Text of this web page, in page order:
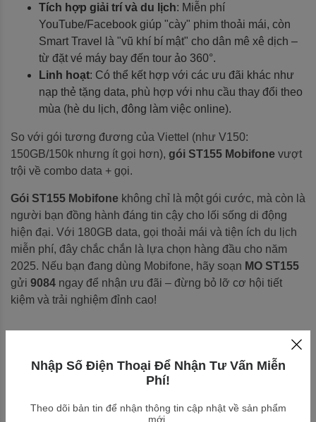
Nhập Số Điện Thoại Để Nhận Tư Vấn Miễn
Phí!
Theo dõi bản tin để nhận thông tin cập nhật về sản phẩm
mới.
Tích hợp giải trí và du lịch: Miễn phí
YouTube/Facebook giúp "cày" phim thoải mái, còn
Smart Travel là "vũ khí bí mật" cho dân mê xê dịch –
từ đặt vé máy bay đến tour ảo 360°.
Linh hoạt: Có thể kết hợp với các ưu đãi khác như
nạp thẻ tặng data, phù hợp với nhu cầu thay đổi theo
mùa (hè du lịch, đông làm việc online).
So với gói tương đương của Viettel (như V150:
150GB/150k nhưng ít gọi hơn), gói ST155 Mobifone vượt
trội về combo data + gọi.
Gói ST155 Mobifone không chỉ là một gói cước, mà còn là
người bạn đồng hành đáng tin cậy cho lối sống di động
hiện đại. Với 180GB data, gọi thoải mái và tiện ích du lịch
miễn phí, đây chắc chắn là lựa chọn hàng đầu cho năm
2025. Nếu bạn đang dùng Mobifone, hãy soạn MO ST155
gửi 9084 ngay để nhận ưu đãi – đừng bỏ lỡ cơ hội tiết
kiệm và trải nghiệm đỉnh cao!